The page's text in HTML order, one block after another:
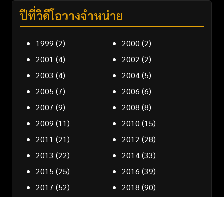
ปีที่วิดีโอวางจำหน่าย
1999 (2) 2000 (2)
2001 (4) 2002 (2)
2003 (4) 2004(5)
2005 (7) 2006 (6)
2007 (9) 2008 (8)
2009 (11) 2010 (15)
2011 (21) 2012 (28)
2013 (22) 2014(33)
2015 (25) 2016 (39)
2017 (52) 2018 (90)